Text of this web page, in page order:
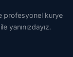
profesyonel kurye
yanınızdayız.